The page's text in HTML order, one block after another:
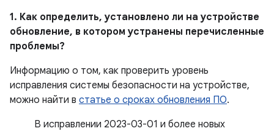
1. Как определить, установлено ли на устройстве
обновление, в котором устранены перечисленные
проблемы?
Информацию о том, как проверить уровень
исправления системы безопасности на устройстве,
можно найти в статье о сроках обновления ПО.
В исправлении 2023-03-01 и более новых